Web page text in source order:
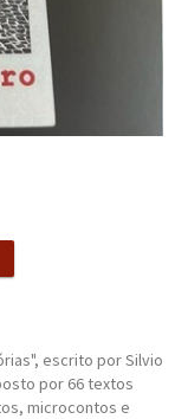
escrito por Silvio
por 66 textos
microcontos e